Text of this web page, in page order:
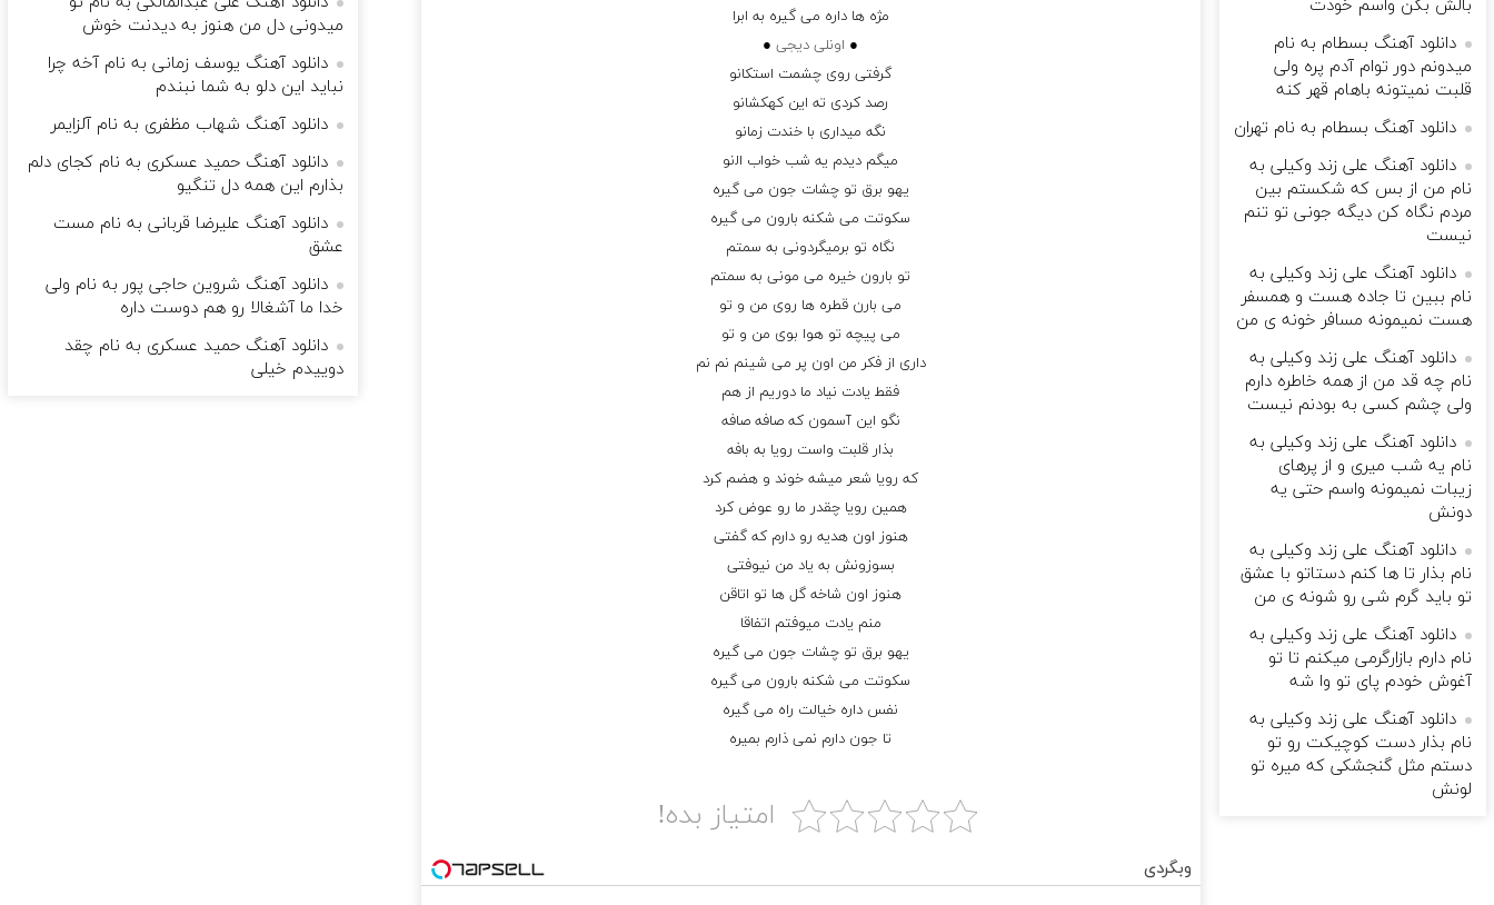
ﻣﮋه ﻫﺎ داره ﻣﻰ ﮔﻴﺮه ﺑﻪ اﺑﺮا
● اونلی دیجی●
ﮔﺮﻓﺘﻰ روی ﭼﺸﻤﺖ اﺳﺘﻜﺎﻧﻮ
رﺻﺪ ﻛﺮدی ﺗﻪ اﻳﻦ ﻛﻬﻜﺸﺎﻧﻮ
ﻧﮕﻪ ﻣﻴﺪاری ﺑﺎ ﺧﻨﺪت زﻣﺎﻧﻮ
ﻣﻴﮕﻢ دﻳﺪم ﻳﻪ ﺷﺐ ﺧﻮاب اﻟﻧﻮ
ﻳﻬﻮ ﺑﺮق ﺗﻮ ﭼﺸﺎت ﺟﻮن ﻣﻰ ﮔﻴﺮه
ﺳﻜﻮﺗﺖ ﻣﻰ ﺷﻜﻨﻪ ﺑﺎرون ﻣﻰ ﮔﻴﺮه
ﻧﮕﺎه ﺗﻮ ﺑﺮﻣﻴﮕﺮدوﻧﻰ ﺑﻪ ﺳﻤﺘﻢ
ﺗﻮ ﺑﺎرون ﺧﻴﺮه ﻣﻰ ﻣﻮﻧﻰ ﺑﻪ ﺳﻤﺘﻢ
ﻣﻰ ﺑﺎرن ﻗﻄﺮه ﻫﺎ روی ﻣﻦ و ﺗﻮ
ﻣﻰ ﭘﻴﭽﻪ ﺗﻮ ﻫﻮا ﺑﻮی ﻣﻦ و ﺗﻮ
داری از ﻓﻜﺮ ﻣﻦ اون ﭘﺮ ﻣﻰ ﺷﻴﻨﻢ ﻧﻢ ﻧﻢ
ﻓﻘﻄ ﻳﺎدت ﻧﻴﺎد ﻣﺎ دورﻳﻢ از ﻫﻢ
ﻧﮕﻮ اﻳﻦ آﺳﻤﻮن ﻛﻪ ﺻﺎﻓﻪ ﺻﺎﻓﻪ
ﺑﺬار ﻗﻠﺒﺖ واﺳﺖ روﻳﺎ ﺑﻪ ﺑﺎﻓﻪ
ﻛﻪ روﻳﺎ ﺷﻌﺮ ﻣﻴﺸﻪ ﺧﻮﻧﺪ و ﻫﻀﻢ ﻛﺮد
ﻫﻤﻴﻦ روﻳﺎ ﭼﻘﺪر ﻣﺎ رو ﻋﻮض ﻛﺮد
ﻫﻨﻮز اون ﻫﺪﻳﻪ رو دارم ﻛﻪ ﮔﻔﺘﻰ
ﺑﺴﻮزوﻧﺶ ﺑﻪ ﻳﺎد ﻣﻦ ﻧﻴﻮﻓﺘﻰ
ﻫﻨﻮز اون ﺷﺎﺧﻪ ﮔﻞ ﻫﺎ ﺗﻮ اﺗﺎﻗﻦ
ﻣﻨﻢ ﻳﺎدت ﻣﻴﻮﻓﺘﻢ اﺗﻔﺎﻗﺎ
ﻳﻬﻮ ﺑﺮق ﺗﻮ ﭼﺸﺎت ﺟﻮن ﻣﻰ ﮔﻴﺮه
ﺳﻜﻮﺗﺖ ﻣﻰ ﺷﻜﻨﻪ ﺑﺎرون ﻣﻰ ﮔﻴﺮه
ﻧﻔﺲ داره ﺧﻴﺎﻟﺖ راه ﻣﻰ ﮔﻴﺮه
ﺗﺎ ﺟﻮن دارم ﻧﻤﻰ ذارم ﺑﻤﻴﺮه
امتیاز بده!
وبگردی
بالش بکن واسم خودت
دانلود آهنگ بسطام به نام
میدونم دور توام آدم پره ولی
قلبت نمیتونه باهام قهر کنه
دانلود آهنگ بسطام به نام تهران
دانلود آهنگ علی زند وکیلی به
نام من از بس كه شكستم بین
مردم نگاه كن دیگه جونى تو تنم
نیست
دانلود آهنگ علی زند وکیلی به
نام ببین تا جاده هست و همسفر
هست نمیمونه مسافر خونه ی من
دانلود آهنگ علی زند وکیلی به
نام چه قد من از همه خاطره دارم
ولی چشم كسی به بودنم نیست
دانلود آهنگ علی زند وکیلی به
نام یه شب میرى و از پرهای
زيبات نمیمونه واسم حتی یه
دونش
دانلود آهنگ علی زند وکیلی به
نام بذار تا ها كنم دستاتو با عشق
تو باید گرم شی رو شونه ى من
دانلود آهنگ علی زند وکیلی به
نام دارم بازارگرمی میكنم تا تو
آغوش خودم پای تو وا شه
دانلود آهنگ علی زند وکیلی به
نام بذار دست كوچیكت رو تو
دستم مثل گنجشكی كه میره تو
لونش
میدونی دل من هنوز به دیدنت خوش
دانلود آهنگ یوسف زمانی به نام آخه چرا
نباید این دلو به شما نبندم
دانلود آهنگ شهاب مظفری به نام آلزایمر
دانلود آهنگ حمید عسکری به نام کجای دلم
بذارم این همه دل تنگیو
دانلود آهنگ علیرضا قربانی به نام مست
عشق
دانلود آهنگ شروین حاجی پور به نام ولی
خدا ما آشغالا رو هم دوست داره
دانلود آهنگ حمید عسکری به نام چقد
دوییدم خیلی